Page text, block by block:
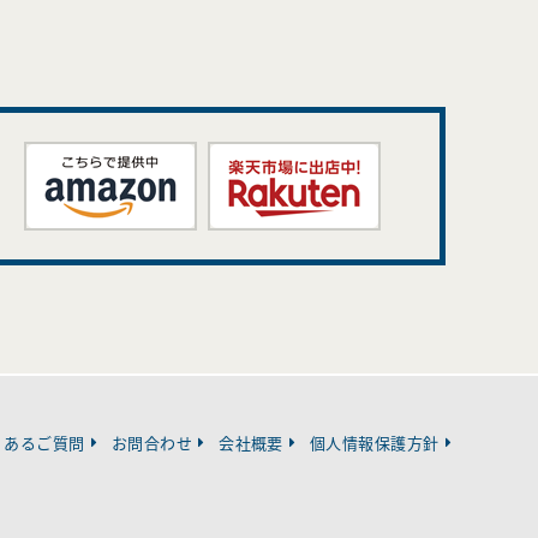
るご質問 お問合わせ 会社概要 個人情報保護方針